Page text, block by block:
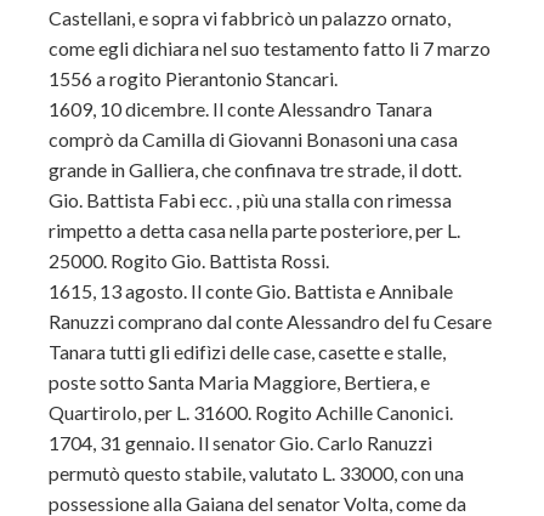
Castellani, e sopra vi fabbricò un palazzo ornato,
come egli dichiara nel suo testamento fatto li 7 marzo
1556 a rogito Pierantonio Stancari.
1609, 10 dicembre. Il conte Alessandro Tanara
comprò da Camilla di Giovanni Bonasoni una casa
grande in Galliera, che confinava tre strade, il dott.
Gio. Battista Fabi ecc. , più una stalla con rimessa
rimpetto a detta casa nella parte posteriore, per L.
25000. Rogito Gio. Battista Rossi.
1615, 13 agosto. Il conte Gio. Battista e Annibale
Ranuzzi comprano dal conte Alessandro del fu Cesare
Tanara tutti gli edifìzi delle case, casette e stalle,
poste sotto Santa Maria Maggiore, Bertiera, e
Quartirolo, per L. 31600. Rogito Achille Canonici.
1704, 31 gennaio. Il senator Gio. Carlo Ranuzzi
permutò questo stabile, valutato L. 33000, con una
possessione alla Gaiana del senator Volta, come da